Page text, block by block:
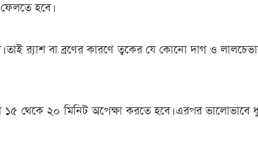
হবে।
র‌্যাশ বা ব্রণের কারণে ত্বকের যে কোনো দাগ ও
থেকে ২০ মিনিট অপেক্ষা করতে হবে। এরপর ভালোভাবে